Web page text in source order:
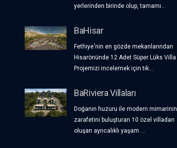
detayları için lütfen iletişime geçiniz.
mobilyalı anahtar teslim fiyatıdır.
yerlerinden birinde olup, tamamı...
BaHisar
Fethiye'nin en gözde mekanlarından
Hisarönünde 12 Adet Süper Lüks Villa
Projemizi incelemek için tık...
BaRiviera Villaları
Doğanın huzuru ile modern mimarinin
zarafetini buluşturan 10 özel villadan
oluşan ayrıcalıklı yaşam ...